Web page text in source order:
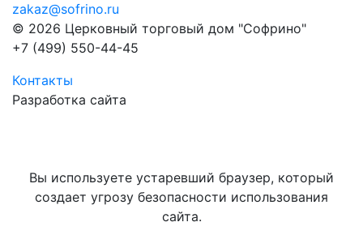
zakaz@sofrino.ru
© 2026 Церковный торговый дом "Софрино"
+7 (499) 550-44-45
Контакты
Разработка сайта
Вы используете устаревший браузер, который
создает угрозу безопасности использования
сайта.